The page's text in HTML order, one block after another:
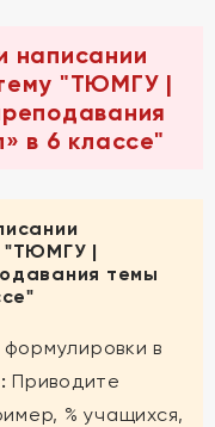
написании
"ТЮМГУ |
в 6 классе"
"ТЮМГУ |
темы
в
Приводите
% учащихся,